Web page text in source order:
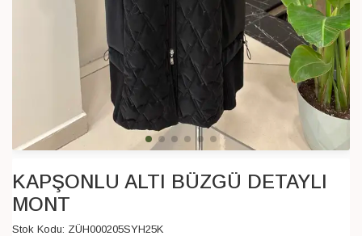
KAPŞONLU ALTI BÜZGÜ DETAYLI
MONT
Stok Kodu: ZÜH000205SYH25K